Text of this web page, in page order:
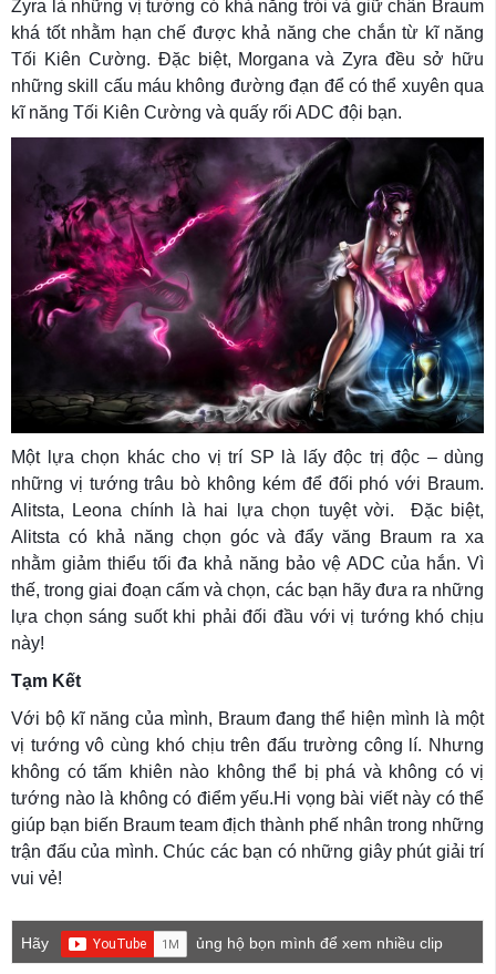
Zyra là những vị tướng có khả năng trói và giữ chân Braum
khá tốt nhằm hạn chế được khả năng che chắn từ kĩ năng
Tối Kiên Cường. Đặc biệt, Morgana và Zyra đều sở hữu
những skill cấu máu không đường đạn để có thể xuyên qua
kĩ năng Tối Kiên Cường và quấy rối ADC đội bạn.
Một lựa chọn khác cho vị trí SP là lấy độc trị độc – dùng
những vị tướng trâu bò không kém để đối phó với Braum.
Alitsta, Leona chính là hai lựa chọn tuyệt vời. Đặc biệt,
Alitsta có khả năng chọn góc và đẩy văng Braum ra xa
nhằm giảm thiểu tối đa khả năng bảo vệ ADC của hắn. Vì
thế, trong giai đoạn cấm và chọn, các bạn hãy đưa ra những
lựa chọn sáng suốt khi phải đối đầu với vị tướng khó chịu
này!
Tạm Kết
Với bộ kĩ năng của mình, Braum đang thể hiện mình là một
vị tướng vô cùng khó chịu trên đấu trường công lí. Nhưng
không có tấm khiên nào không thể bị phá và không có vị
tướng nào là không có điểm yếu.Hi vọng bài viết này có thể
giúp bạn biến Braum team địch thành phế nhân trong những
trận đấu của mình. Chúc các bạn có những giây phút giải trí
vui vẻ!
Hãy
ủng hộ bọn mình để xem nhiều clip